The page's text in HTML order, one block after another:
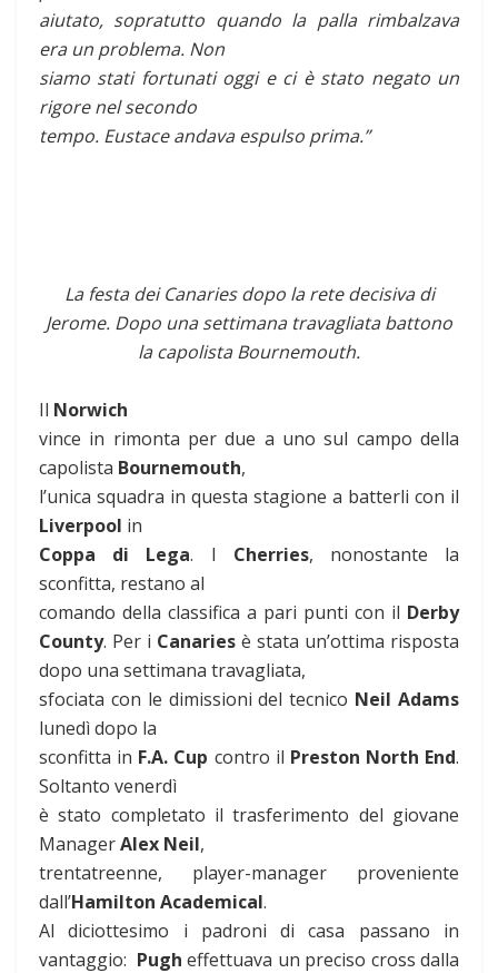
aiutato, sopratutto quando la palla rimbalzava
era un problema. Non
siamo stati fortunati oggi e ci è stato negato un
rigore nel secondo
tempo. Eustace andava espulso prima.”
La festa dei Canaries dopo la rete decisiva di
Jerome. Dopo una settimana travagliata battono
la capolista Bournemouth.
Il Norwich
vince in rimonta per due a uno sul campo della
capolista Bournemouth,
l’unica squadra in questa stagione a batterli con il
Liverpool in
Coppa di Lega. I Cherries, nonostante la
sconfitta, restano al
comando della classifica a pari punti con il Derby
County. Per i Canaries è stata un’ottima risposta
dopo una settimana travagliata,
sfociata con le dimissioni del tecnico Neil Adams
lunedì dopo la
sconfitta in F.A. Cup contro il Preston North End.
Soltanto venerdì
è stato completato il trasferimento del giovane
ManagerAlex Neil,
trentatreenne, player-manager proveniente
dall’Hamilton Academical.
Al diciottesimo i padroni di casa passano in
vantaggio: Pugh effettuava un preciso cross dalla